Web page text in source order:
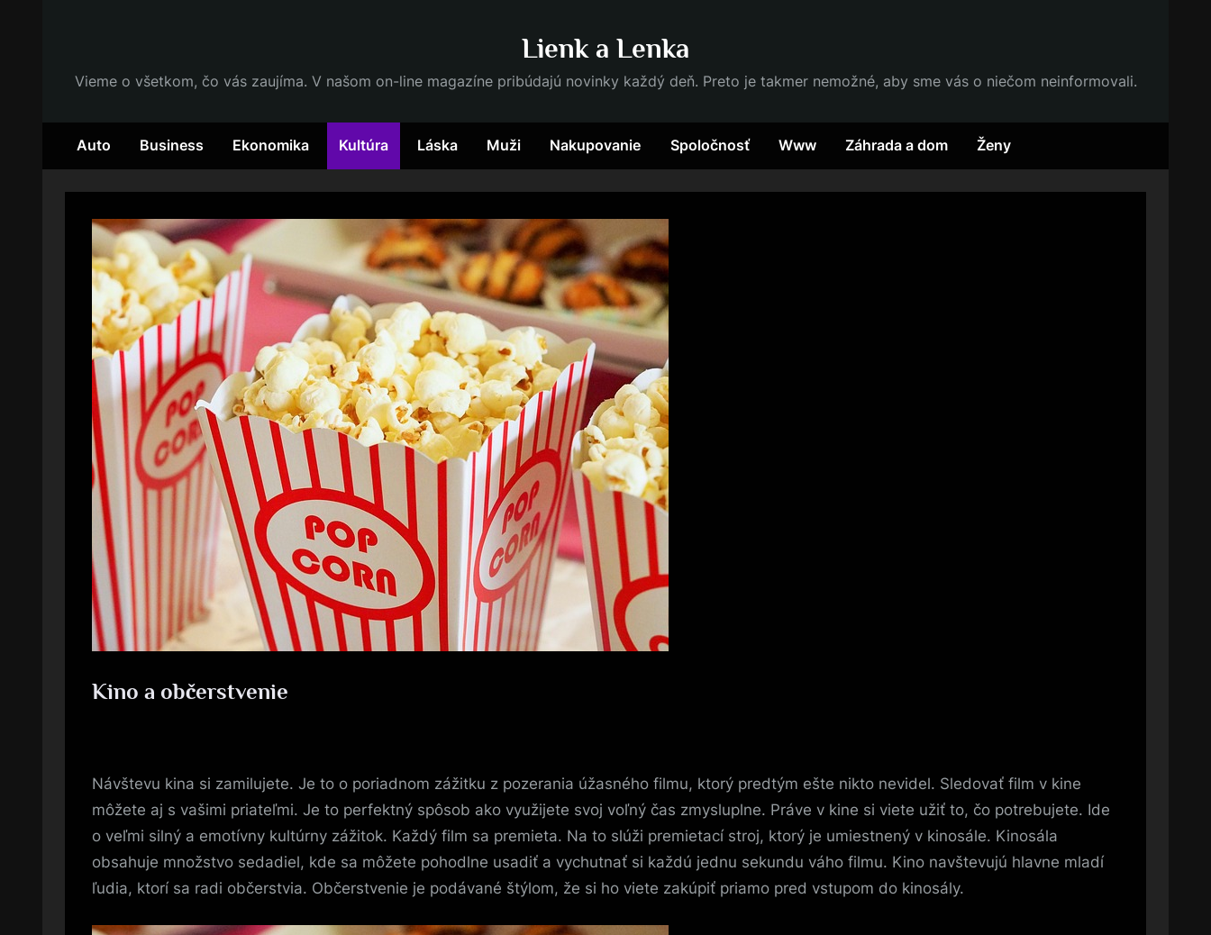
Lienk a Lenka
Vieme o všetkom, čo vás zaujíma. V našom on-line magazíne pribúdajú novinky každý deň. Preto je takmer nemožné, aby sme vás o niečom neinformovali.
Auto Business Ekonomika Kultúra Láska Muži Nakupovanie Spoločnosť Www Záhrada a dom Ženy
Kino a občerstvenie
Návštevu kina si zamilujete. Je to o poriadnom zážitku z pozerania úžasného filmu, ktorý predtým ešte nikto nevidel. Sledovať film v kine
môžete aj s vašimi priateľmi. Je to perfektný spôsob ako využijete svoj voľný čas zmysluplne. Práve v kine si viete užiť to, čo potrebujete. Ide
o veľmi silný a emotívny kultúrny zážitok. Každý film sa premieta. Na to slúži premietací stroj, ktorý je umiestnený v kinosále. Kinosála
obsahuje množstvo sedadiel, kde sa môžete pohodlne usadiť a vychutnať si každú jednu sekundu váho filmu. Kino navštevujú hlavne mladí
ľudia, ktorí sa radi občerstvia. Občerstvenie je podávané štýlom, že si ho viete zakúpiť priamo pred vstupom do kinosály.